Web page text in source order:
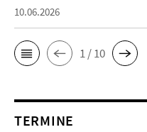
10.06.2026
1 / 10
TERMINE